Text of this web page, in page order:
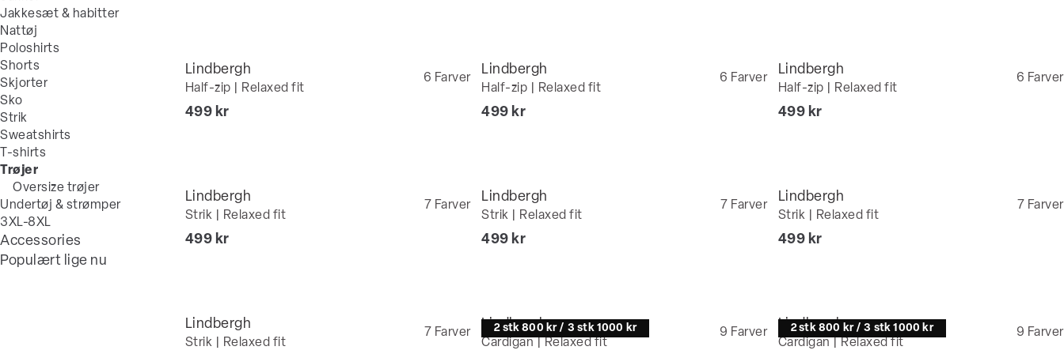
Jakkesæt & habitter
Nattøj
Poloshirts
Shorts
Skjorter
Sko
Strik
Sweatshirts
T-shirts
Trøjer
Oversize trøjer
Undertøj & strømper
3XL-8XL
Accessories
Populært lige nu
Lindbergh
Half-zip | Relaxed fit
6 Farver
I alt (inkl. rabat)
499 kr
Lindbergh
Half-zip | Relaxed fit
6 Farver
I alt (inkl. rabat)
499 kr
Lindbergh
Half-zip | Relaxed fit
6 Farver
I alt (inkl. rabat)
499 kr
Lindbergh
Strik | Relaxed fit
7 Farver
I alt (inkl. rabat)
499 kr
Lindbergh
Strik | Relaxed fit
7 Farver
I alt (inkl. rabat)
499 kr
Lindbergh
Strik | Relaxed fit
7 Farver
I alt (inkl. rabat)
499 kr
Lindbergh
Strik | Relaxed fit
7 Farver 2 stk 800 kr / 3 stk 1000 kr
Lindbergh
Cardigan | Relaxed fit
9 Farver 2 stk 800 kr / 3 stk 1000 kr
Lindbergh
Cardigan | Relaxed fit
9 Farver